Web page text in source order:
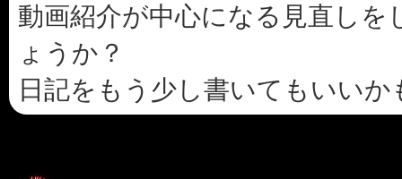
動画紹介が中心になる見直し
ょうか？
日記をもう少し書いてもいい